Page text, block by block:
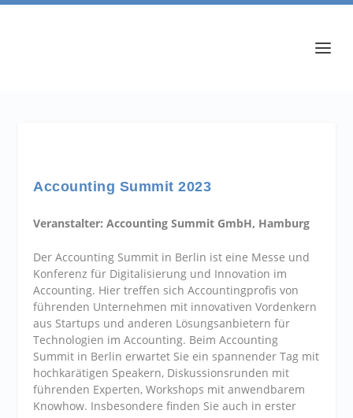
Accounting Summit 2023
Veranstalter: Accounting Summit GmbH, Hamburg
Der Accounting Summit in Berlin ist eine Messe und
Konferenz für Digitalisierung und Innovation im
Accounting. Hier treffen sich Accountingprofis von
führenden Unternehmen mit innovativen Vordenkern
aus Startups und anderen Lösungsanbietern für
Technologien im Accounting. Beim Accounting
Summit in Berlin erwartet Sie ein spannender Tag mit
hochkarätigen Speakern, Diskussionsrunden mit
führenden Experten, Workshops mit anwendbarem
Knowhow. Insbesondere finden Sie auch in erster